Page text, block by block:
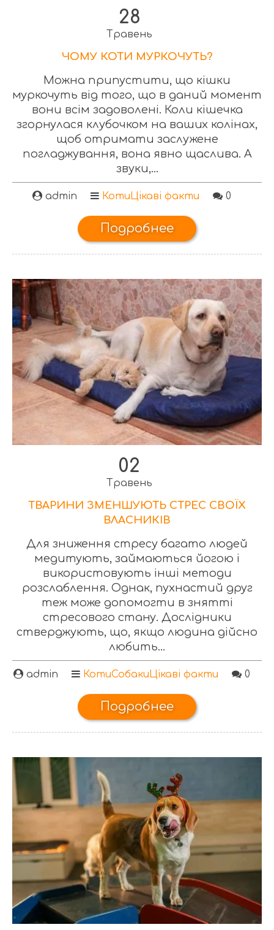
28
Травень
ЧОМУ КОТИ МУРКОЧУТЬ?
Можна припустити, що кішки
муркочуть від того, що в даний момент
вони всім задоволені. Коли кішечка
згорнулася клубочком на ваших колінах,
щоб отримати заслужене
погладжування, вона явно щаслива. А
звуки,...
admin Коти Цікаві факти 0
Подробнее
02
Травень
ТВАРИНИ ЗМЕНШУЮТЬ СТРЕС СВОЇХ
ВЛАСНИКІВ
Для зниження стресу багато людей
медитують, займаються йогою і
використовують інші методи
розслаблення. Однак, пухнастий друг
теж може допомогти в знятті
стресового стану. Дослідники
стверджують, що, якщо людина дійсно
любить...
admin КотиСобаки Цікаві факти 0
Подробнее